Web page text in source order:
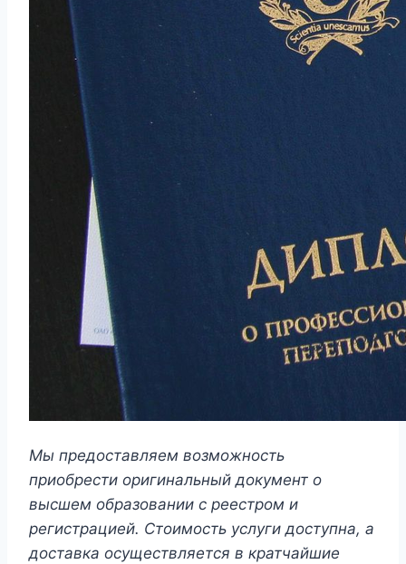
Мы предоставляем возможность
приобрести оригинальный документ о
высшем образовании с реестром и
регистрацией. Стоимость услуги доступна, а
доставка осуществляется в кратчайшие